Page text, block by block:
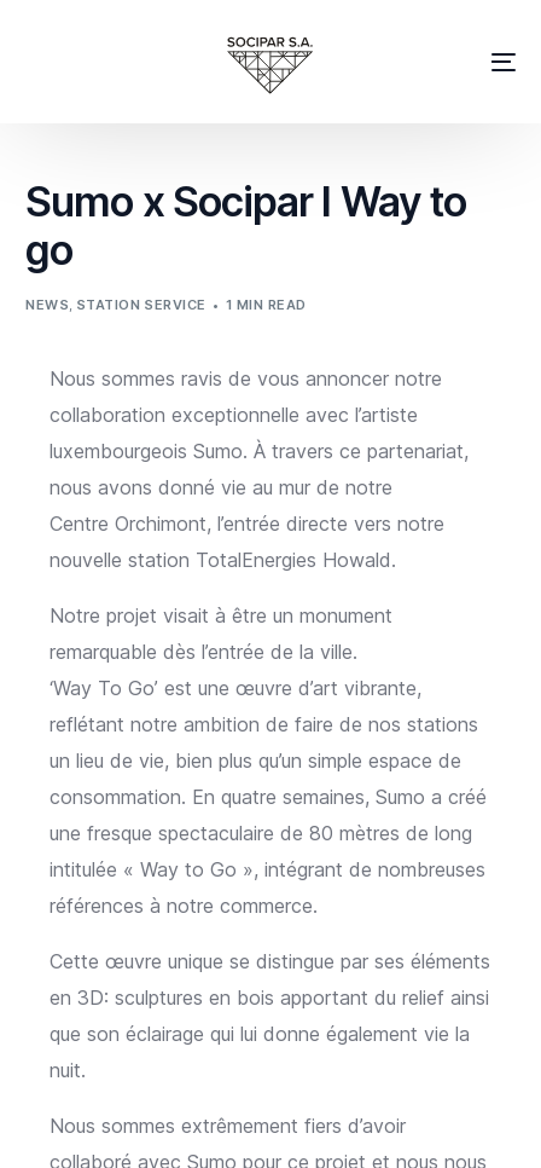
Sumo x Socipar I Way to
go
NEWS, STATION SERVICE 1 MIN READ
Nous sommes ravis de vous annoncer notre
collaboration exceptionnelle avec l’artiste
luxembourgeois Sumo. À travers ce partenariat,
nous avons donné vie au mur de notre
Centre Orchimont, l’entrée directe vers notre
nouvelle station TotalEnergies Howald.
Notre projet visait à être un monument
remarquable dès l’entrée de la ville.
‘Way To Go’ est une œuvre d’art vibrante,
reflétant notre ambition de faire de nos stations
un lieu de vie, bien plus qu’un simple espace de
consommation. En quatre semaines, Sumo a créé
une fresque spectaculaire de 80 mètres de long
intitulée « Way to Go », intégrant de nombreuses
références à notre commerce.
Cette œuvre unique se distingue par ses éléments
en 3D: sculptures en bois apportant du relief ainsi
que son éclairage qui lui donne également vie la
nuit.
Nous sommes extrêmement fiers d’avoir
collaboré avec Sumo pour ce projet et nous nous